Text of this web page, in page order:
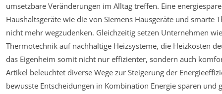
umsetzbare Veränderungen im Alltag treffen. Eine
Haushaltsgeräte wie die von Siemens Hausgeräte und smarte
nicht mehr wegzudenken. Gleichzeitig setzen Unternehmen
Thermotechnik auf nachhaltige Heizsysteme, die Heizkosten
das Eigenheim somit nicht nur effizienter, sondern auch
Artikel beleuchtet diverse Wege zur Steigerung der
bewusste Entscheidungen in Kombination Energie sparen